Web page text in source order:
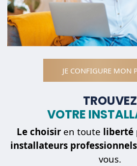
JE CONFIGURE MON
TROUVEZ
VOTRE
Le choisir en toute liberté
installateurs professionnels
vous.